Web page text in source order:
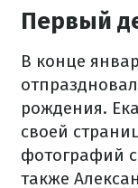
Первый
В конце
рождения.
своей
фотографий с
также